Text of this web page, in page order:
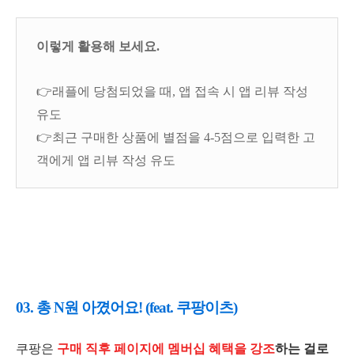
이렇게 활용해 보세요.
👉래플에 당첨되었을 때, 앱 접속 시 앱 리뷰 작성
유도
👉최근 구매한 상품에 별점을 4-5점으로 입력한 고
객에게 앱 리뷰 작성 유도
03. 총 N원 아꼈어요! (feat. 쿠팡이츠)
쿠팡은 구매 직후 페이지에 멤버십 혜택을 강조하는 걸로